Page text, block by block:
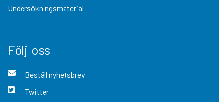
Undersökningsmaterial
Följ oss
Beställ nyhetsbrev
Twitter